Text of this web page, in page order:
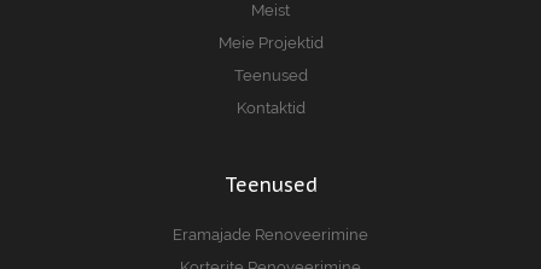
Meist
Meie Projektid
Teenused
Kontaktid
Teenused
Eramajade Renoveerimine